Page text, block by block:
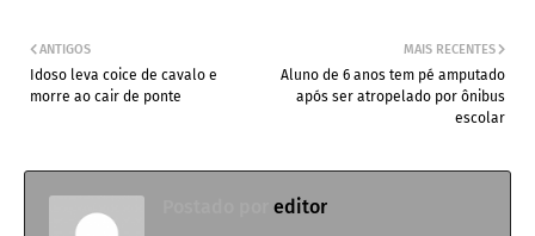
MAIS RECENTES
Aluno de 6 anos tem pé amputado
após ser atropelado por ônibus
escolar
ANTIGOS
Idoso leva coice de cavalo e
morre ao cair de ponte
editor